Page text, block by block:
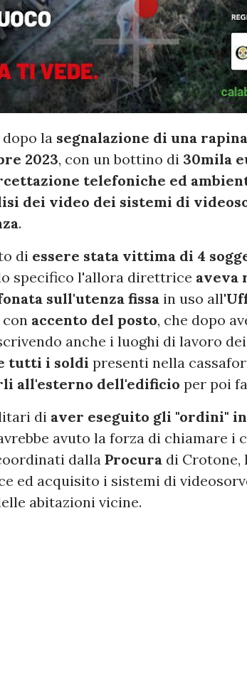
la segnalazione di una
2023, con un bottino di 30mila
telefoniche ed
dei video dei sistemi di
.
di essere stata vittima di 4
specifico l'allora direttrice aveva
sull'utenza fissa in uso all'
con accento del posto, che dopo
anche i luoghi di lavoro
tutti i soldi presenti nella
all'esterno dell'edificio per poi
di aver eseguito gli "ordini"
avuto la forza di chiamare i
dalla Procura di Crotone,
ed acquisito i sistemi di
abitazioni vicine.